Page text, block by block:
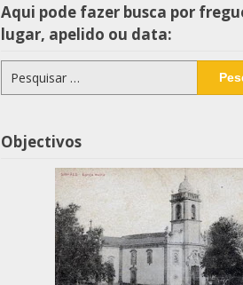
Aqui pode fazer busca por
lugar, apelido ou data:
por:
Objectivos